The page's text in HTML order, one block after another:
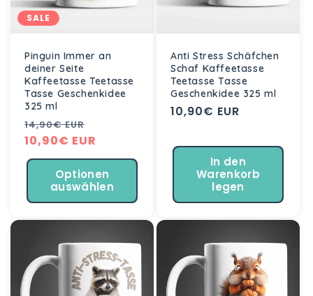
SALE
Pinguin Immer an
deiner Seite
Kaffeetasse Teetasse
Tasse Geschenkidee
325 ml
Normaler
Preis
14,90€ EUR
10,90€ EUR
Optionen
auswählen
Anti Stress Schäfchen
Schaf Kaffeetasse
Teetasse Tasse
Geschenkidee 325 ml
Normaler
10,90€ EUR
In den
Warenkorb
legen